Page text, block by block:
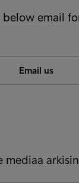
email
Email us